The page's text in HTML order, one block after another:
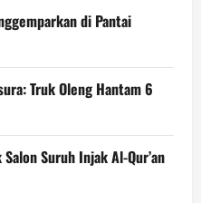
di Pantai
Truk Oleng Hantam 6
Suruh Injak Al-Qur’an